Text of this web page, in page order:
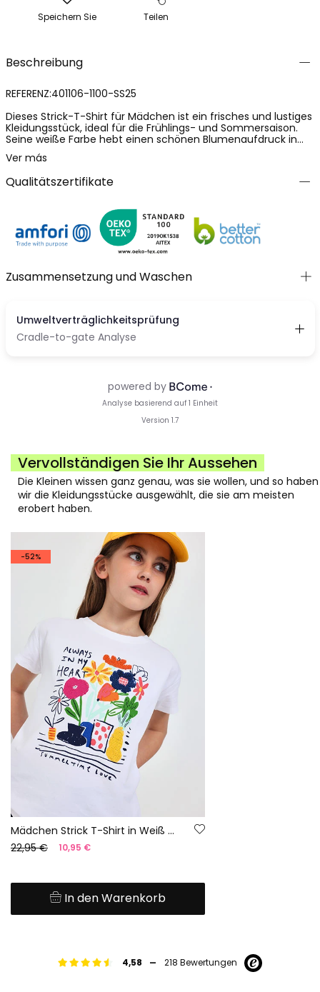
Speichern Sie Teilen
Beschreibung
REFERENZ:401106-1100-SS25
Dieses Strick-T-Shirt für Mädchen ist ein frisches und lustiges
Kleidungsstück, ideal für die Frühlings- und Sommersaison.
Seine weiße Farbe hebt einen schönen Blumenaufdruck in
lebendigen Tönen hervor und verleiht jedem Outfit einen
fröhlichen Touch. Der Stoff ist weich und bequem, perfekt für
den täglichen Gebrauch. Es ist für Mädchen in einem
durchgängigen Altersbereich, von 4 bis 16 Jahren, entworfen.
kombinieren und ist so eine vielseitige Option für die tägliche
Garderobe. Ein reizendes Detail ist der Blumenaufdruck in
mehreren Farben, der eine spielerische Note hinzufügt.
Ver más
Qualitätszertifikate
Zusammensetzung und Waschen
Vervollständigen Sie Ihr Aussehen
Die Kleinen wissen ganz genau, was sie wollen, und so haben
wir die Kleidungsstücke ausgewählt, die sie am meisten
erobert haben.
-52%
Mädchen Strick T-Shirt in Weiß mit Blumenmuster
22,95 €
10,95 €
In den Warenkorb
4,58 - 218 Bewertungen